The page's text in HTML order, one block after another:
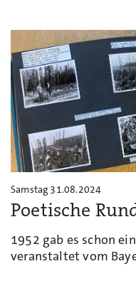
Samstag 31.08.2024
Poetische
1952 gab es schon
veranstaltet vom